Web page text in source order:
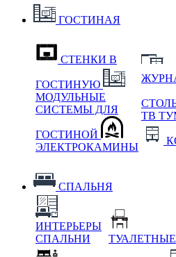
ГОСТИНАЯ
СТЕНКИ В
ГОСТИНУЮ
МОДУЛЬНЫЕ
СИСТЕМЫ ДЛЯ
ГОСТИНОЙ
ЭЛЕКТРОКАМИНЫ
ТВ
СПАЛЬНЯ
ИНТЕРЬЕРЫ
СПАЛЬНИ
ТУАЛЕТНЫЕ